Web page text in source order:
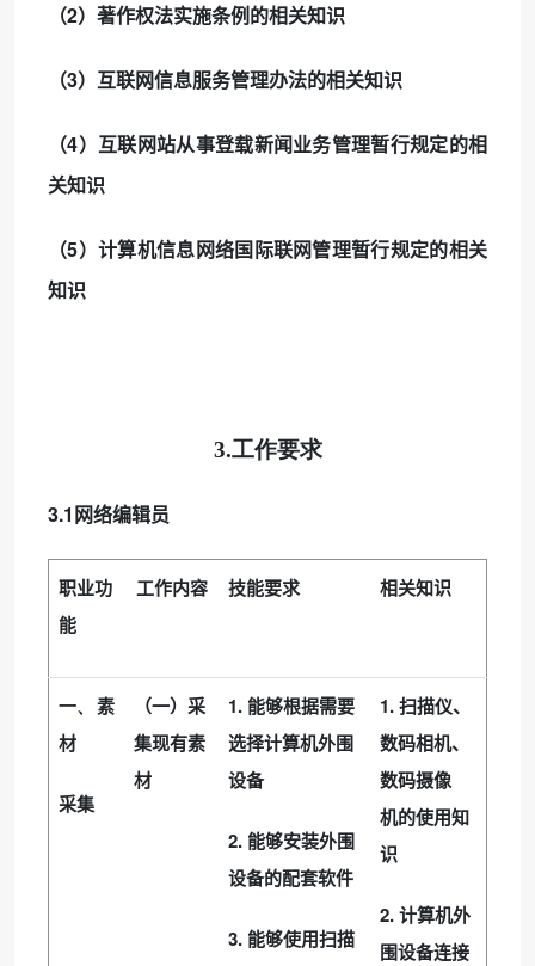
（2）著作权法实施条例的相关知识
（3）互联网信息服务管理办法的相关知识
（4）互联网站从事登载新闻业务管理暂行规定的相
关知识
（5）计算机信息网络国际联网管理暂行规定的相关
知识
3.工作要求
3.1 网络编辑员
职业功
能
工作内容 技能要求 相关知识
一、
素
材
采集
（一）采
集现有素
材
1. 能够根据需要
选择计算机外围
设备
2. 能够安装外围
设备的配套软件
3. 能够使用扫描
1. 扫描仪、
数码相机、
数码摄像
机的使用知
识
2. 计算机外
围设备连接